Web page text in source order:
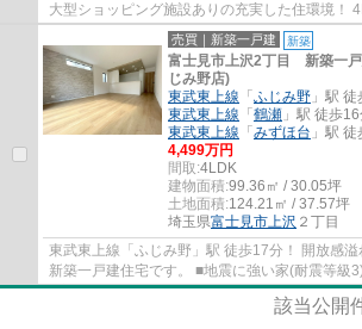
大型ショッピング施設ありの充実した住環境！
上LDK！ ◆スーパー徒歩約8分 ◆4LDK+WIC
売買｜新築一戸建 新築
富士見市上沢2丁目 新築一
じみ野店)
東武東上線 「 ふじみ野 」駅
東武東上線 「 鶴瀬 」駅 徒歩
東武東上線 「 みずほ台 」駅
4,499万円
間取:4LDK
建物面積:99.36㎡ / 30.05坪
土地面積:124.21㎡ / 37.57坪
埼玉県富士見市上沢 ２丁目
東武東上線「ふじみ野」駅 徒歩17分！ 開放感
新築一戸建住宅です。 ■地震に強い家(耐震等級3) ■2台駐車可(車種による)
■家事便利な水回り集中設計 ■LDK16帖+対...
該当公開